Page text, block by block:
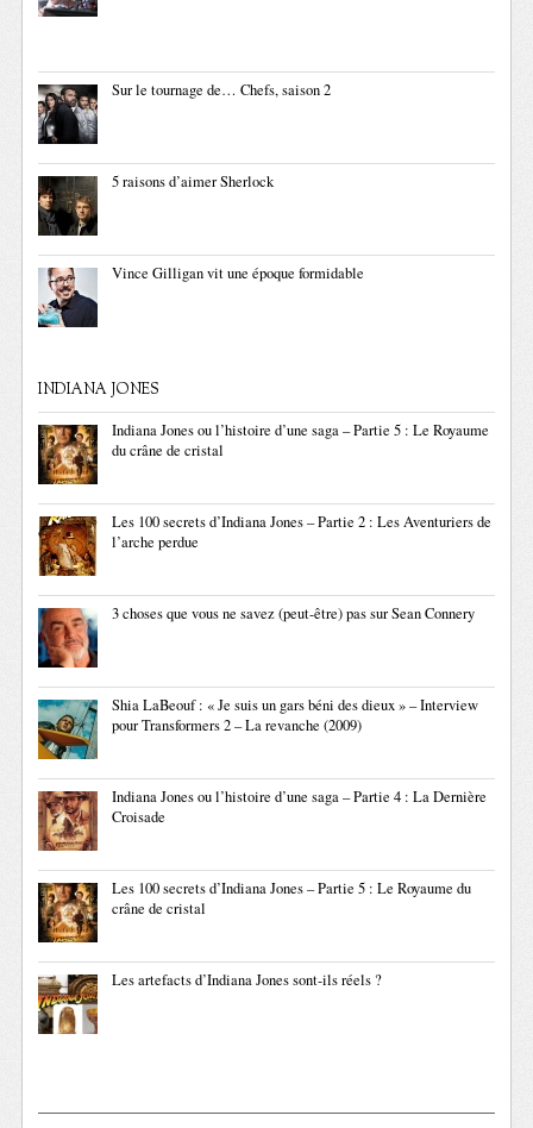
Sur le tournage de… Chefs, saison 2
5 raisons d’aimer Sherlock
Vince Gilligan vit une époque formidable
INDIANA JONES
Indiana Jones ou l’histoire d’une saga – Partie 5 : Le Royaume
du crâne de cristal
Les 100 secrets d’Indiana Jones – Partie 2 : Les Aventuriers de
l’arche perdue
3 choses que vous ne savez (peut-être) pas sur Sean Connery
Shia LaBeouf : « Je suis un gars béni des dieux » – Interview
pour Transformers 2 – La revanche (2009)
Indiana Jones ou l’histoire d’une saga – Partie 4 : La Dernière
Croisade
Les 100 secrets d’Indiana Jones – Partie 5 : Le Royaume du
crâne de cristal
Les artefacts d’Indiana Jones sont-ils réels ?